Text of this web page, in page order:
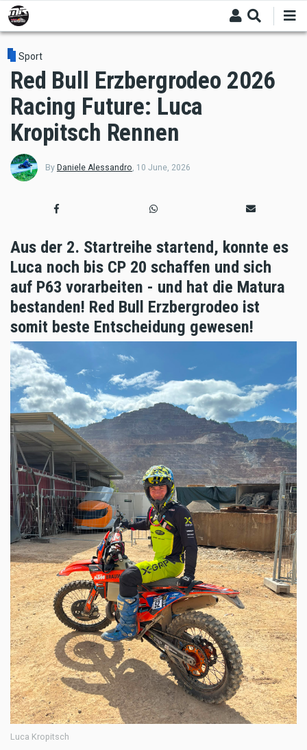
Skip
to
main
content
Sport
Red Bull Erzbergrodeo 2026
Racing Future: Luca
Kropitsch Rennen
By Daniele Alessandro 10 June, 2026
Aus der 2. Startreihe startend, konnte es
Luca noch bis CP 20 schaffen und sich
auf P63 vorarbeiten - und hat die Matura
bestanden! Red Bull Erzbergrodeo ist
somit beste Entscheidung gewesen!
Luca Kropitsch